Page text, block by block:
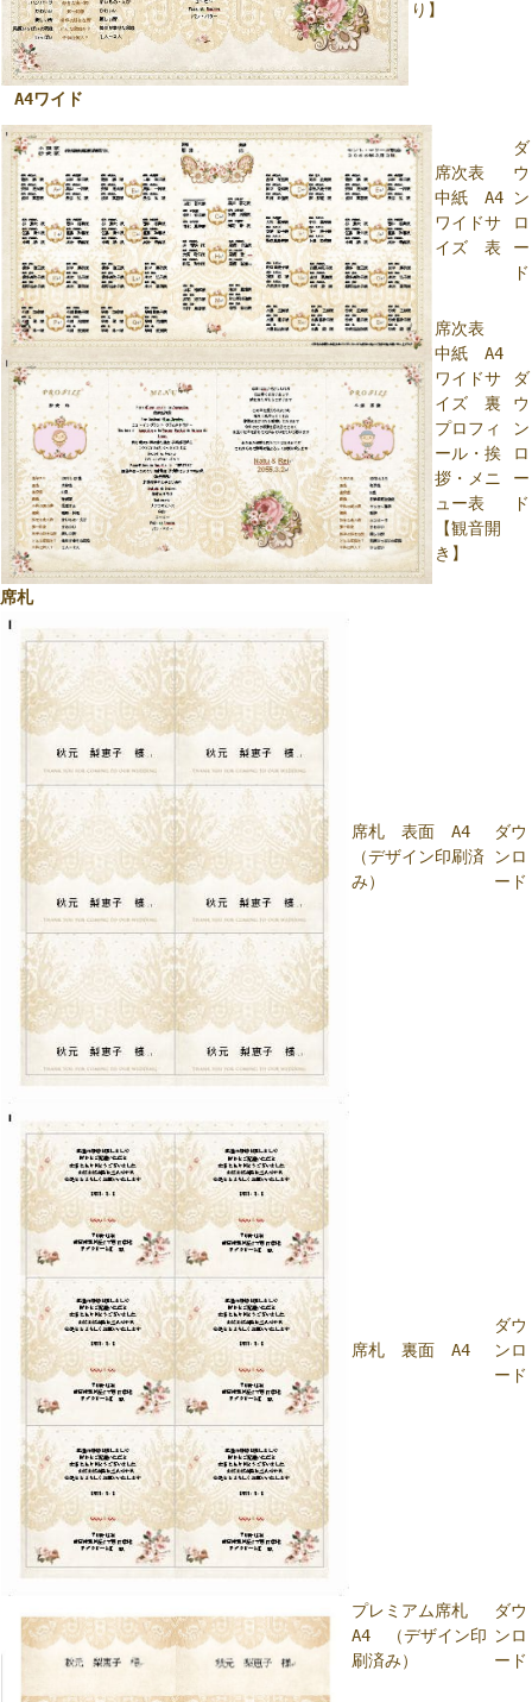
り】
A4ワイド
席次表
中紙 A4
ワイドサ
イズ 表
ダ
ウ
ン
ロ
ー
ド
席次表
中紙 A4
ワイドサ
イズ 裏
プロフィ
ール・挨
拶・メニ
ュー表
【観音開
き】
ダ
ウ
ン
ロ
ー
ド
席札
席札 表面 A4
（デザイン印刷済
み）
ダウ
ンロ
ード
席札 裏面 A4
ダウ
ンロ
ード
プレミアム席札
A4 （デザイン印
刷済み）
ダウ
ンロ
ード